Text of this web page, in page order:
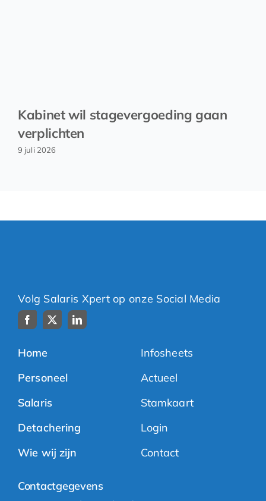
Kabinet wil stagevergoeding gaan
verplichten
9 juli 2026
Volg Salaris Xpert op onze Social Media
Home
Personeel
Salaris
Detachering
Wie wij zijn
Infosheets
Actueel
Stamkaart
Login
Contact
Contactgegevens